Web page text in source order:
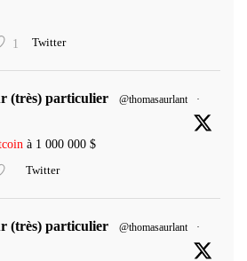
1 Twitter
(très) particulier @thomasaurlant
·
à 1 000 000 $
Twitter
(très) particulier @thomasaurlant
·